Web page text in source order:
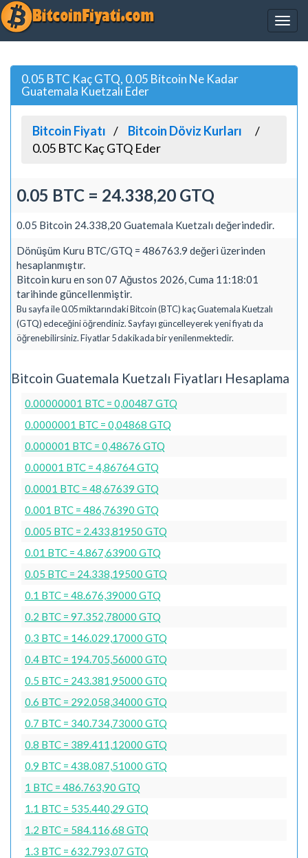
0.05 BTC Kaç GTQ, 0.05 Bitcoin Ne Kadar
Guatemala Kuetzalı Eder
Bitcoin Fiyatı
Bitcoin Döviz Kurları
0.05 BTC Kaç GTQ Eder
0.05 BTC = 24.338,20 GTQ
0.05 Bitcoin 24.338,20 Guatemala Kuetzalı değerindedir.
Dönüşüm Kuru BTC/GTQ = 486763.9 değeri üzerinden
hesaplanmıştır.
Bitcoin kuru en son 07 Ağustos 2026, Cuma 11:18:01
tarihinde güncellenmiştir.
Bu sayfa ile 0.05 miktarındaki Bitcoin (BTC) kaç Guatemala Kuetzalı
(GTQ) edeceğini öğrendiniz. Sayfayı güncelleyerek yeni fiyatı da
öğrenebilirsiniz. Fiyatlar 5 dakikada bir yenilenmektedir.
Bitcoin Guatemala Kuetzalı Fiyatları Hesaplama
0.00000001 BTC = 0,00487 GTQ
0.0000001 BTC = 0,04868 GTQ
0.000001 BTC = 0,48676 GTQ
0.00001 BTC = 4,86764 GTQ
0.0001 BTC = 48,67639 GTQ
0.001 BTC = 486,76390 GTQ
0.005 BTC = 2.433,81950 GTQ
0.01 BTC = 4.867,63900 GTQ
0.05 BTC = 24.338,19500 GTQ
0.1 BTC = 48.676,39000 GTQ
0.2 BTC = 97.352,78000 GTQ
0.3 BTC = 146.029,17000 GTQ
0.4 BTC = 194.705,56000 GTQ
0.5 BTC = 243.381,95000 GTQ
0.6 BTC = 292.058,34000 GTQ
0.7 BTC = 340.734,73000 GTQ
0.8 BTC = 389.411,12000 GTQ
0.9 BTC = 438.087,51000 GTQ
1 BTC = 486.763,90 GTQ
1.1 BTC = 535.440,29 GTQ
1.2 BTC = 584.116,68 GTQ
1.3 BTC = 632.793,07 GTQ